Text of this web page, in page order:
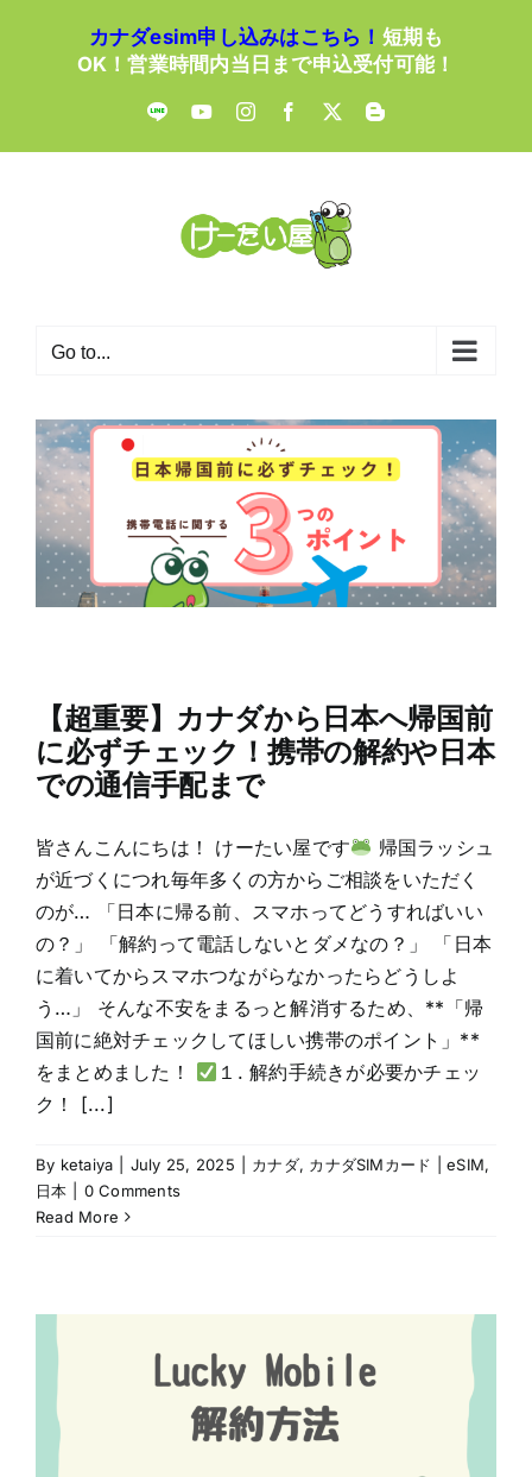
カナダesim申し込みはこちら！ 短期も
OK！営業時間内当日まで申込受付可能！
LINE YouTubeInstagramFacebook
X Blogger
Go to...
【超重要】カナダから日本へ帰国前
に必ずチェック！携帯の解約や日本
での通信手配まで
皆さんこんにちは！ けーたい屋です
帰国ラッシュ
が近づくにつれ毎年多くの方からご相談をいただく
のが… 「日本に帰る前、スマホってどうすればいい
の？」 「解約って電話しないとダメなの？」 「日本
に着いてからスマホつながらなかったらどうしよ
う…」 そんな不安をまるっと解消するため、**「帰
国前に絶対チェックしてほしい携帯のポイント」**
をまとめました！
１. 解約手続きが必要かチェッ
ク！ [...]
By ketaiya July 25, 2025 カナダ, カナダSIMカード | eSIM,
日本
0 Comments
Read More